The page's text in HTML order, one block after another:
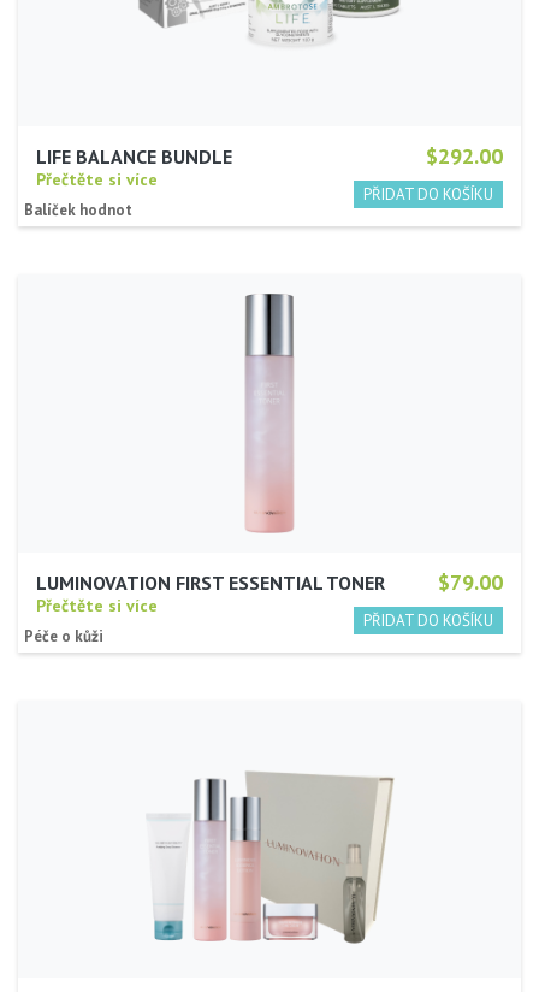
$292.00
LIFE BALANCE BUNDLE
Přečtěte si více
Balíček hodnot
$79.00
LUMINOVATION FIRST ESSENTIAL TONER
Přečtěte si více
Péče o kůži